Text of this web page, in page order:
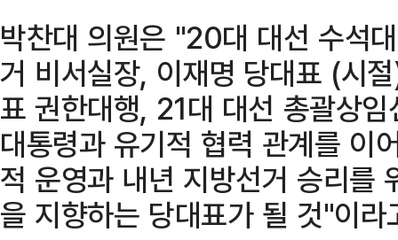
박찬대 의원은 "20대 대선 수석
거 비서실장, 이재명 당대표 (시
표 권한대행, 21대 대선 총괄상
대통령과 유기적 협력 관계를 이
적 운영과 내년 지방선거 승리를
을 지향하는 당대표가 될 것"이라